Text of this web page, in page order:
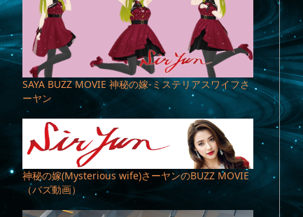
SAYA BUZZ MOVIE 神秘の嫁-ミステリアスワイフさ
ーヤン
神秘の嫁(Mysterious wife)さーヤンのBUZZ MOVIE
（バズ動画）